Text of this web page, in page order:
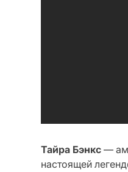
Тайра Бэнкс —
настоящей